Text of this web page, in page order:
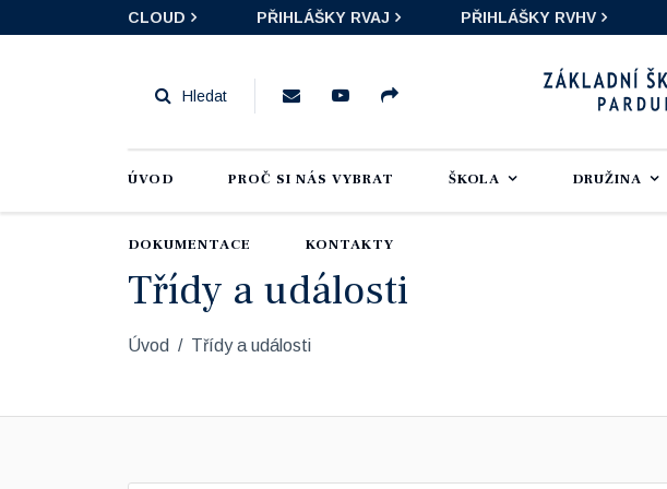
CLOUD PŘIHLÁŠKY RVAJ PŘIHLÁŠKY RVHV
ÚVOD PROČ SI NÁS VYBRAT ŠKOLA DRUŽINA
DOKUMENTACE KONTAKTY
Třídy a události
Úvod Třídy a události